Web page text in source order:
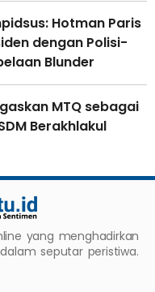
Hotman Paris
dengan Polisi-
Blunder
MTQ sebagai
Berakhlakul
yang menghadirkan
seputar peristiwa.